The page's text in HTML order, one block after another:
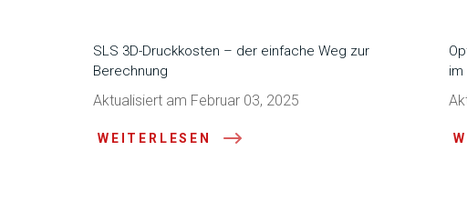
SLS 3D-Druckkosten – der einfache Weg zur
Berechnung
Aktualisiert am Februar 03, 2025
WEITERLESEN
im